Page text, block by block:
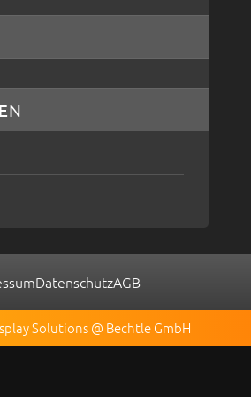
DatenschutzAGB
Solutions @ Bechtle GmbH